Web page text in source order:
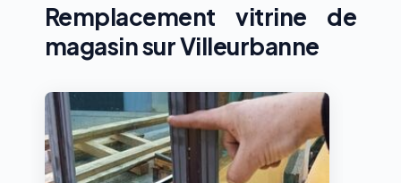
Remplacement vitrine de
magasin sur Villeurbanne